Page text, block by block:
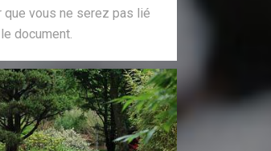
que vous ne serez pas lié
document.